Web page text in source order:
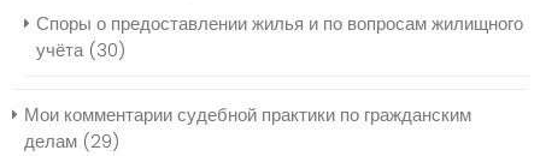
Споры о предоставлении жилья и по вопросам жилищного
учёта(30)
Мои комментарии судебной практики по гражданским
делам (29)